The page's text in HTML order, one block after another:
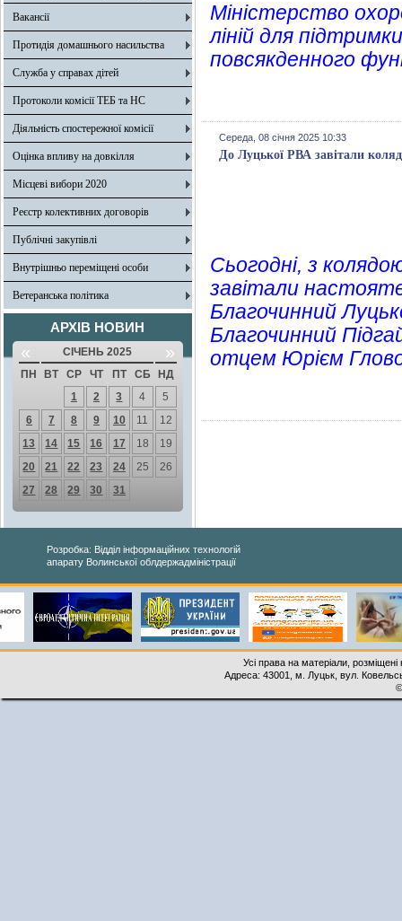
Вакансії
Протидія домашнього насильства
Служба у справах дітей
Протоколи комісії ТЕБ та НС
Діяльність спостережної комісії
Оцінка впливу на довкілля
Місцеві вибори 2020
Реєстр колективних договорів
Публічні закупівлі
Внутрішньо переміщені особи
Ветеранська політика
АРХІВ НОВИН
« СІЧЕНЬ 2025 »
ПН ВТ СР ЧТ ПТ СБ
НД
1
2 3 4
5
6
7 8 9 10 11
12
13
14 15 16 17 18
19
20
21 22 23 24 25
26
27
28 29 30 31
Міністерство
ліній для
повсякденного
Середа, 08 січня 2025 10:33
До Луцької РВА завітали
Сьогодні, з
завітали
Благочинний
Благочинний
отцем Юрієм
Розробка: Відділ інформаційних технологій
апарату Волинської облдержадміністрації
Усі права на матеріали,
Адреса: 43001, м. Луцьк, вул.